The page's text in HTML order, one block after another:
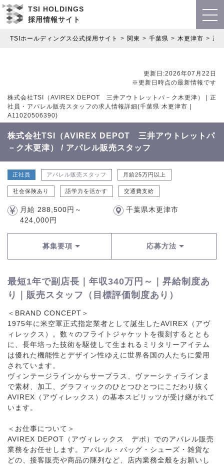
TSI HOLDINGS
採用情報サイト
TSIホールディングス公式採用サイト 関東 千葉県 木更津市 正
更新日:2026年07月22日
※更新日時点の最新情報です
株式会社TSI（AVIREX DEPOT 三井アウトレットパ－ク木更津） | 正
社員・アパレル販売スタッフの求人情報詳細(千葉県 木更津市 |
A11020506390)
株式会社TSI（AVIREX DEPOT 三井アウトレットパ
－ク木更津） / アパレル販売スタッフ
正社員 アパレル販売スタッフ 月給25万円以上
社会保険あり 語学力を活かす 交通費支給
月給 288,500円～
424,000円
千葉県木更津市
募集要項 応募方法
最短1年で副店長｜年収340万円～｜昇給制度あ
り｜販売スタッフ（目標評価制度あり）
＜BRAND CONCEPT＞
1975年に米空軍正式指定業者として誕生したAVIREX（アヴ
ィレックス）。数々のフライトジャケットを復刻するととも
に、長年培った技術を駆使して生まれるミリタリーアイテム
は優れた機能性とデザイン性ゆえに世界各国の人たちに愛用
されています。
ヴィンテージラインからサープラス、ヴァーシティラインま
で素材、加工、グラフィックのひとつひとつにこだわり抜く
AVIREX（アヴィレックス）の基本スピリッツが受け継がれて
います。
＜お仕事について＞
AVIREX DEPOT（アヴィレックス デポ）でのアパレル販売
業務をお任せします。アパレル・バッグ・シューズ・雑貨な
どの、接客販売や商品の陳列など、店内業務全般をお願いし